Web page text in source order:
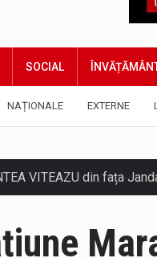
SOCIAL
NAȚIONALE EXTERNE
VITEAZU din fața
semnalează prezența